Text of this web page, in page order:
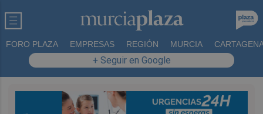
FORO PLAZA EMPRESAS REGIÓN MURCIA
+ Seguir en Google